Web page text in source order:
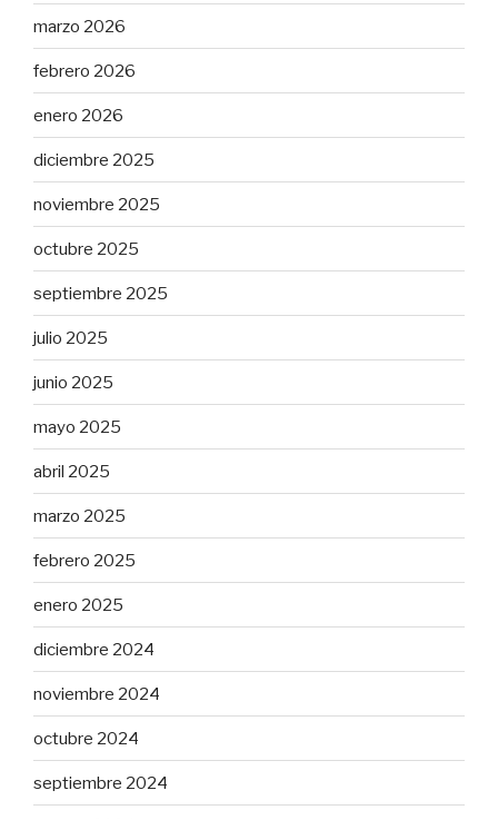
marzo 2026
febrero 2026
enero 2026
diciembre 2025
noviembre 2025
octubre 2025
septiembre 2025
julio 2025
junio 2025
mayo 2025
abril 2025
marzo 2025
febrero 2025
enero 2025
diciembre 2024
noviembre 2024
octubre 2024
septiembre 2024